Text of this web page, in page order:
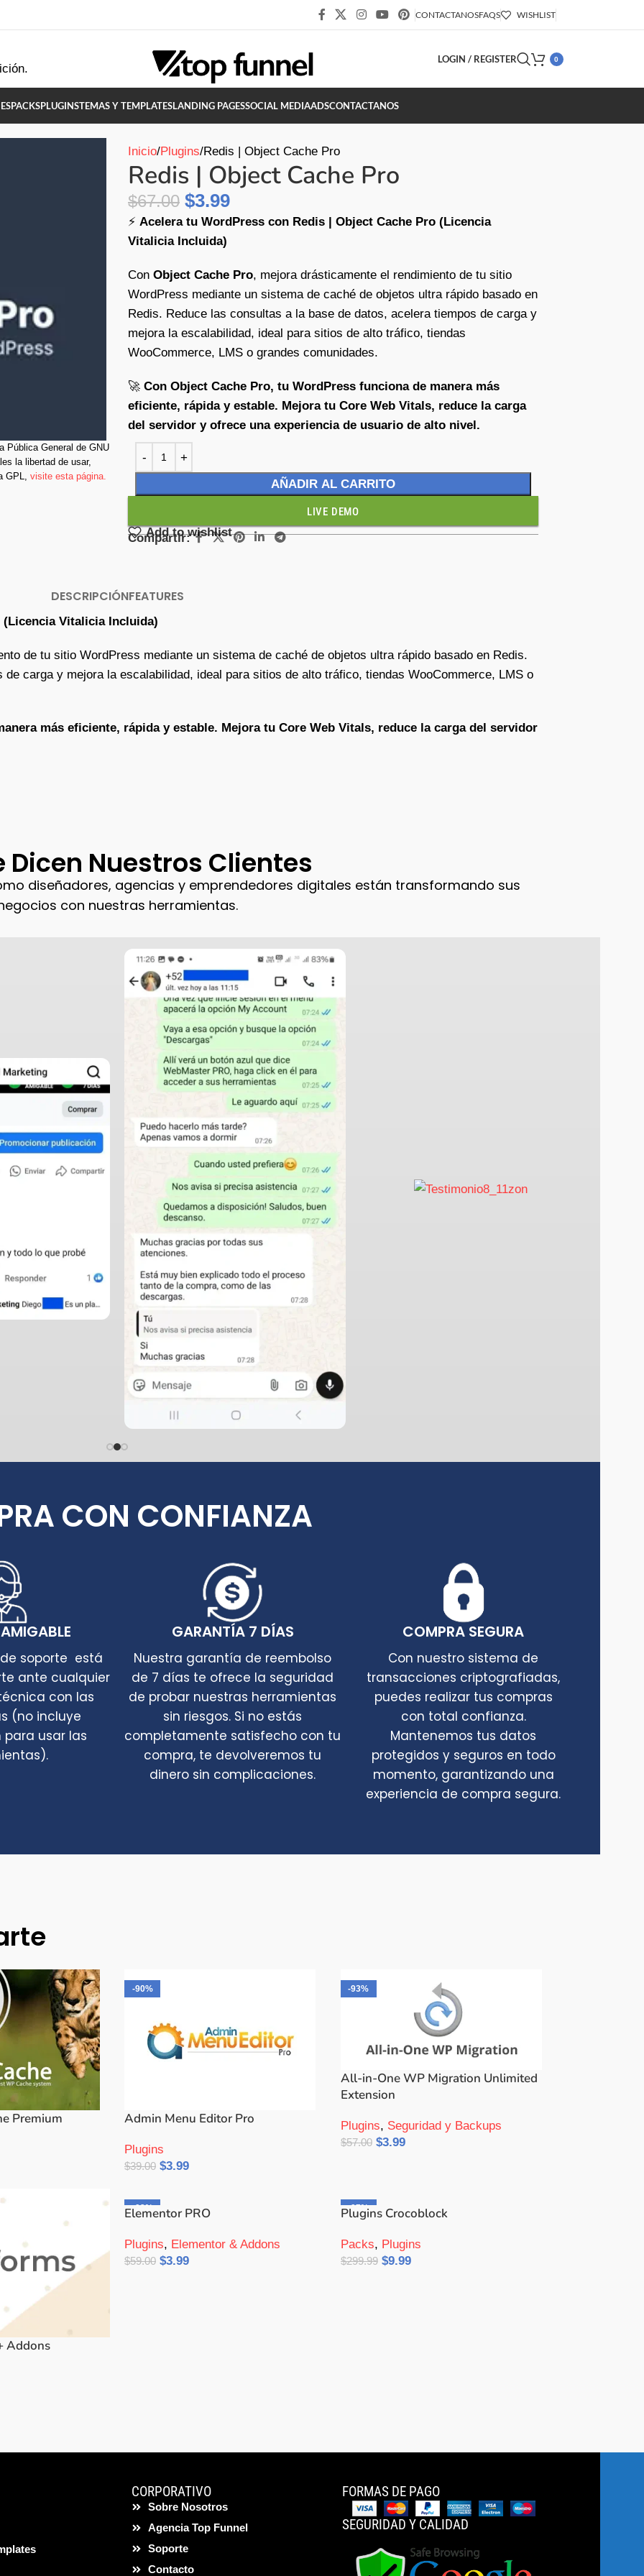
CONTACTANOSFAQS WISHLIST
LOGIN / REGISTER 0
PACKSPLUGINSTEMAS Y TEMPLATESLANDING PAGESSOCIAL MEDIAADSCONTACTANOS
Pública General de GNU
la libertad de usar,
GPL, visite esta página.
Inicio Plugins Redis | Object Cache Pro
Redis | Object Cache Pro
$67.00 $3.99
⚡ Acelera tu WordPress con Redis | Object Cache Pro (Licencia
Vitalicia Incluida)
Con Object Cache Pro, mejora drásticamente el rendimiento de tu sitio
WordPress mediante un sistema de caché de objetos ultra rápido basado en
Redis. Reduce las consultas a la base de datos, acelera tiempos de carga y
mejora la escalabilidad, ideal para sitios de alto tráfico, tiendas
WooCommerce, LMS o grandes comunidades.
🚀 Con Object Cache Pro, tu WordPress funciona de manera más
eficiente, rápida y estable. Mejora tu Core Web Vitals, reduce la carga
del servidor y ofrece una experiencia de usuario de alto nivel.
AÑADIR AL CARRITO
LIVE DEMO
Add to wishlist
Compartir:
DESCRIPCIÓNFEATURES
Vitalicia Incluida)
de tu sitio WordPress mediante un sistema de caché de objetos ultra rápido basado en Redis.
carga y mejora la escalabilidad, ideal para sitios de alto tráfico, tiendas WooCommerce, LMS o
más eficiente, rápida y estable. Mejora tu Core Web Vitals, reduce la carga del servidor
Dicen Nuestros Clientes
diseñadores, agencias y emprendedores digitales están transformando sus
con nuestras herramientas.
CON CONFIANZA
soporte está
ante cualquier
con las
(no incluye
usar las
GARANTÍA 7 DÍAS
Nuestra garantía de reembolso
de 7 días te ofrece la seguridad
de probar nuestras herramientas
sin riesgos. Si no estás
completamente satisfecho con tu
compra, te devolveremos tu
dinero sin complicaciones.
COMPRA SEGURA
Con nuestro sistema de
transacciones criptografiadas,
puedes realizar tus compras
con total confianza.
Mantenemos tus datos
protegidos y seguros en todo
momento, garantizando una
experiencia de compra segura.
Premium
-90%
Admin Menu Editor Pro
Plugins
$39.00 $3.99
-93%
All-in-One WP Migration Unlimited
Extension
Plugins, Seguridad y Backups
$57.00 $3.99
Addons
-93%
Elementor PRO
Plugins, Elementor & Addons
$59.00 $3.99
-97%
Plugins Crocoblock
Packs, Plugins
$299.99 $9.99
CORPORATIVO
Sobre Nosotros
Agencia Top Funnel
Soporte
Contacto
FORMAS DE PAGO
SEGURIDAD Y CALIDAD